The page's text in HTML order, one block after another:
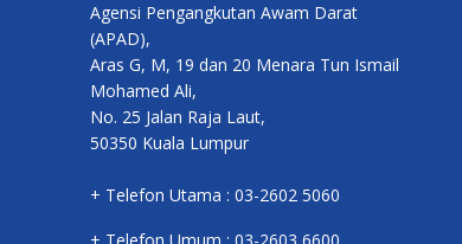
Agensi Pengangkutan Awam Darat
(APAD),
Aras G, M, 19 dan 20 Menara Tun Ismail
Mohamed Ali,
No. 25 Jalan Raja Laut,
50350 Kuala Lumpur
+ Telefon Utama : 03-2602 5060